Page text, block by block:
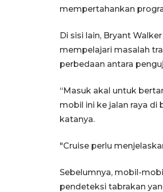
mempertahankan
Di sisi lain, Bryant
mempelajari masalah
perbedaan antara
“Masuk akal untuk
mobil ini ke jalan raya di
katanya.
"Cruise perlu
Sebelumnya, mobil-
pendeteksi tabrakan